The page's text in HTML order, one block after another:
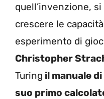
quell’invenzione,
crescere le
esperimento di
Christopher
Turing il manuale
suo primo